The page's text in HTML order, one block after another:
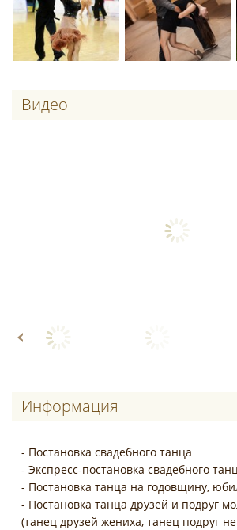
Информация
- Постановка свадебного танца
- Экспресс-постановка свадебного
- Постановка танца на годовщину,
- Постановка танца друзей и подруг
(танец друзей жениха, танец подруг
Видео